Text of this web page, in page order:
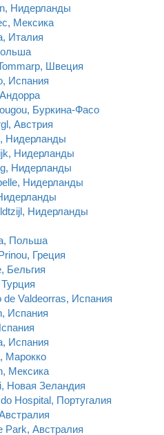
Нидерланды
Мексика
Италия
Швеция
Испания
Буркина-Фасо
Австрия
Нидерланды
Нидерланды
Нидерланды
Нидерланды
Нидерланды
Польша
Греция
Бельгия
de Valdeorras, Испания
Испания
Испания
Марокко
Мексика
Новая Зеландия
Hospital, Португалия
Park, Австралия